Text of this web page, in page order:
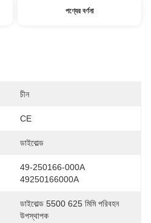
পণ্যের বর্ণনা
চীন
CE
ডাইবোল্ড
49-250166-000A
49250166000A
ডাইবোল্ড 5500 625 মিমি পরিবহন
উপস্থাপক